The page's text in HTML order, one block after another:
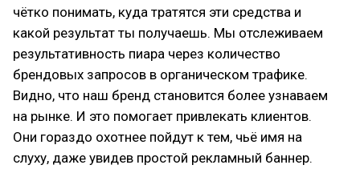
чётко понимать, куда тратятся эти средства и
какой результат ты получаешь. Мы отслеживаем
результативность пиара через количество
брендовых запросов в органическом трафике.
Видно, что наш бренд становится более узнаваем
на рынке. И это помогает привлекать клиентов.
Они гораздо охотнее пойдут к тем, чьё имя на
слуху, даже увидев простой рекламный баннер.